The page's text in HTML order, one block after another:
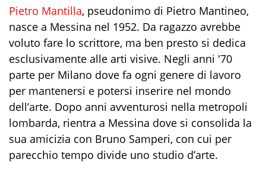
Pietro Mantilla, pseudonimo di Pietro Mantineo,
nasce a Messina nel 1952. Da ragazzo avrebbe
voluto fare lo scrittore, ma ben presto si dedica
esclusivamente alle arti visive. Negli anni '70
parte per Milano dove fa ogni genere di lavoro
per mantenersi e potersi inserire nel mondo
dell’arte. Dopo anni avventurosi nella metropoli
lombarda, rientra a Messina dove si consolida la
sua amicizia con Bruno Samperi, con cui per
parecchio tempo divide uno studio d’arte.